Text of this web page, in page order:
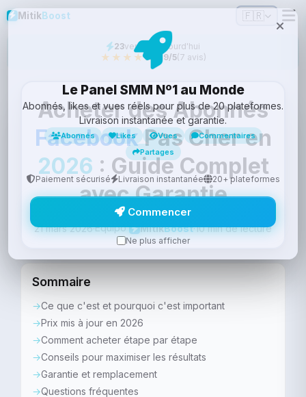
Mitik Boost 🇫🇷
23vendus aujourd'hui
★★★★★ 4.9/5(7 avis)
Acheter des Abonnés
FacebookPas Cher en
2026 : Guide Complet
avec Garantie
21 mars 2026·Equipo MitikBoost·10 min de lecture
Sommaire
Ce que c'est et pourquoi c'est important
Prix mis à jour en 2026
Comment acheter étape par étape
Conseils pour maximiser les résultats
Garantie et remplacement
Questions fréquentes
Le Panel SMM Nº1 au Monde
Abonnés, likes et vues réels pour plus de 20 plateformes.
Livraison instantanée et garantie.
Abonnés Likes Vues
Commentaires
Partages
Paiement sécurisé Livraison instantanée 20+ plateformes
Commencer
Ne plus afficher